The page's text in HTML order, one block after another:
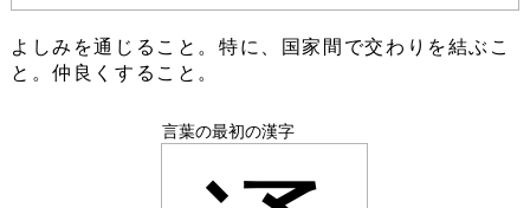
よしみを通じること。特に、国家間で交わりを結ぶこ
と。仲良くすること。
言葉の最初の漢字